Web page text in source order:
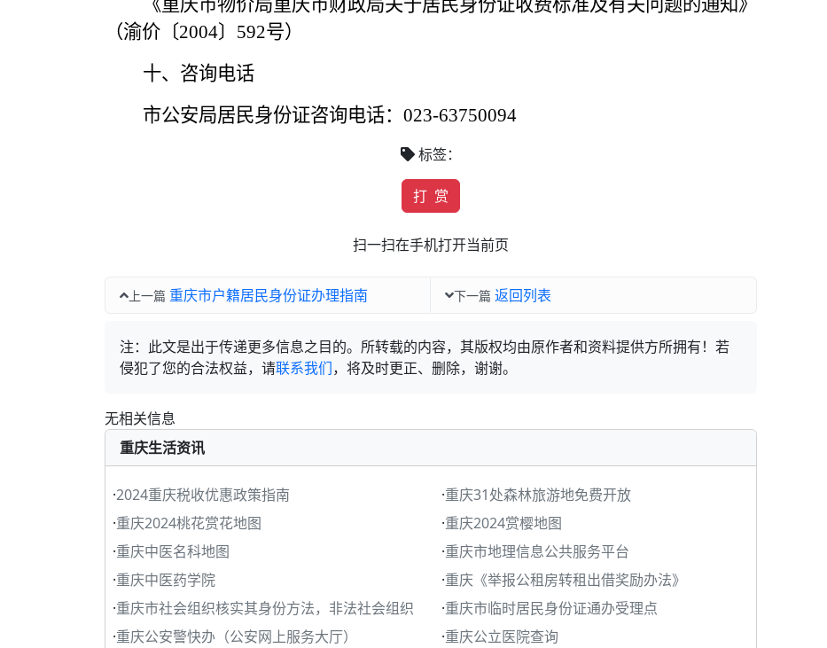
《重庆市物价局重庆市财政局关于居民身份证收费标准及有关问题的通知》
（渝价 〔2004〕592号）
十、咨询电话
市公安局居民身份证咨询电话： 023-63750094
标签：
打 赏
扫一扫在手机打开当前页
上一篇 重庆市户籍居民身份证办理指南 下一篇返回列表
注：此文是出于传递更多信息之目的。所转载的内容，其版权均由原作者和资料提供方所拥有！若
侵犯了您的合法权益，请联系我们，将及时更正、删除，谢谢。
无相关信息
重庆生活资讯
·2024重庆税收优惠政策指南 ·重庆31处森林旅游地免费开放
·重庆2024桃花赏花地图 ·重庆2024赏樱地图
·重庆中医名科地图 ·重庆市地理信息公共服务平台
·重庆中医药学院 ·重庆《举报公租房转租出借奖励办法》
·重庆市社会组织核实其身份方法，非法社会组织 ·重庆市临时居民身份证通办受理点
·重庆公安警快办（公安网上服务大厅） ·重庆公立医院查询